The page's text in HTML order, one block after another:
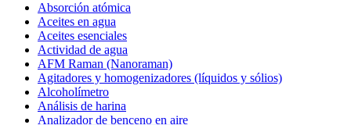
Absorción atómica
Aceites en agua
Aceites esenciales
Actividad de agua
AFM Raman (Nanoraman)
Agitadores y homogenizadores (líquidos y sólios)
Alcoholímetro
Análisis de harina
Analizador de benceno en aire